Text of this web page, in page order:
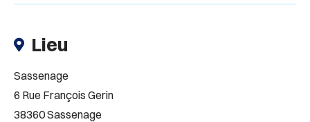
Lieu
Sassenage
6 Rue François Gerin
38360 Sassenage